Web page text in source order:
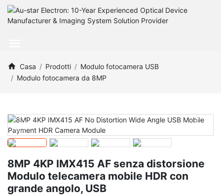
Casa Prodotti
Modulo fotocamera USB
Modulo fotocamera da 8MP
8MP 4KP IMX415 AF senza distorsione
Modulo telecamera mobile HDR con
grande angolo, USB